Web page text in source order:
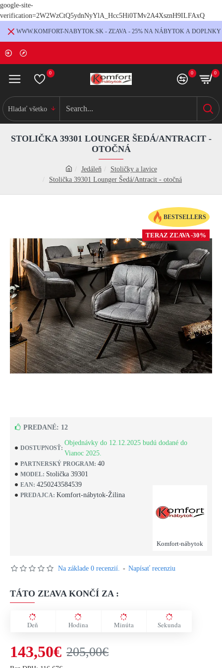
google-site-
verification=2W2WzCtQ5ydnNyYlA_Hcc5Hi0TMv2A4XsznH9ILFAxQ
WWW.KOMFORT-NABYTOK.SK - ZĽAVA - 25% NA NÁBYTOK A DOPLNKY
0 0 0
Hladať všetko
Jedáleň
Stoličky a lavice
Stolička 39301 Lounger Šedá/Antracit - otočná
STOLIČKA 39301 LOUNGER ŠEDÁ/ANTRACIT -
OTOČNÁ
BESTSELLERS
TERAZ ZĽAVA -30%
DOSTUPNOSŤ:
Objednávky do 12.12.2025 budú dodané do
Vianoc 2025.
PARTNERSKÝ PROGRAM: 40
MODEL: Stolička 39301
EAN: 4250243584539
PREDAJCA: Komfort-nábytok-Žilina
Komfort-nábytok
PREDANÉ: 12
Na základe 0 recenzií. - Napísať recenziu
TÁTO ZĽAVA KONČÍ ZA :
Deň Hodina Minúta Sekunda
143,50€ 205,00€